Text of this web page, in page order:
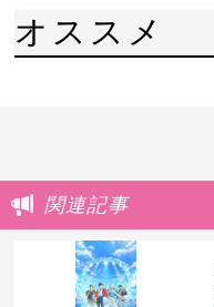
オススメ
関連記事